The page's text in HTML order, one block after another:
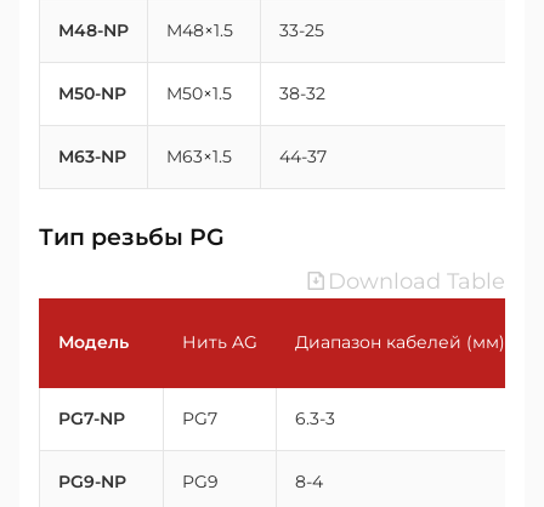
M48-NP M48×1.5 33-25
M50-NP M50×1.5 38-32
M63-NP M63×1.5 44-37
Тип резьбы PG
Download Table
Модель Нить AG Диапазон кабелей (мм)
PG7-NP PG7 6.3-3
PG9-NP PG9 8-4